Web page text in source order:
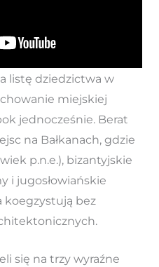
listę dziedzictwa w
miejskiej
jednocześnie. Berat
na Bałkanach, gdzie
p.n.e.), bizantyjskie
i jugosłowiańskie
bez
się na trzy wyraźne